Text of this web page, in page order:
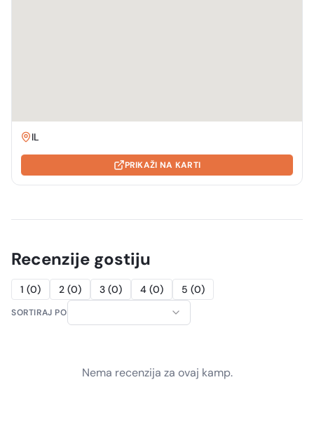
IL
PRIKAŽI NA KARTI
Recenzije gostiju
1 (0) 2 (0) 3 (0) 4 (0) 5 (0)
SORTIRAJ PO
Nema recenzija za ovaj kamp.